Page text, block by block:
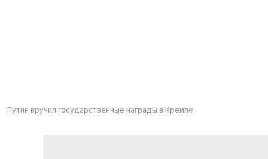
Путин вручил государственные награды в Кремле